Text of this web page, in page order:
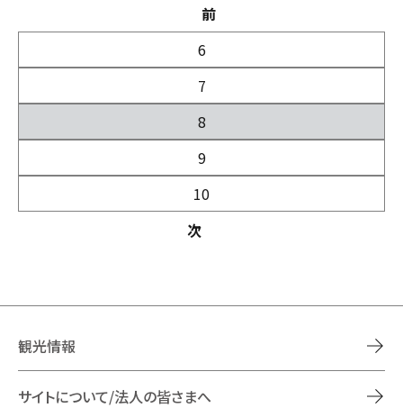
前
6
7
8
9
10
次
観光情報
サイトについて/法人の皆さまへ